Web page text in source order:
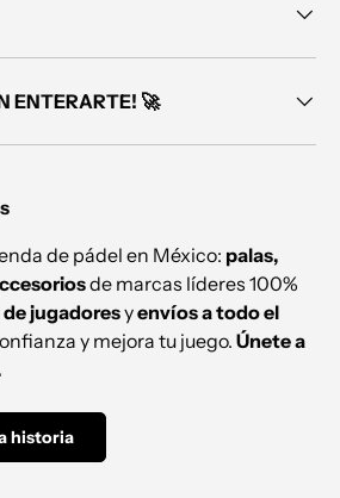
ENTERARTE! 🚀
de pádel en México: palas,
de marcas líderes 100%
jugadoresyenvíos a todo el
y mejora tu juego. Únete a
historia